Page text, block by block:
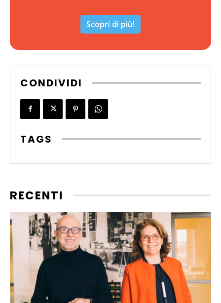
Scopri di più!
CONDIVIDI
TAGS
RECENTI